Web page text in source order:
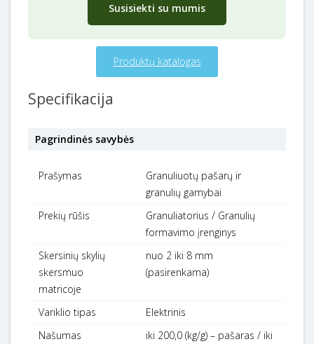
Susisiekti su mumis
Produktų katalogas
Specifikacija
Pagrindinės savybės
Prašymas
Granuliuotų pašarų ir
granulių gamybai
Prekių rūšis
Granuliatorius / Granulių
formavimo įrenginys
Skersinių skylių
skersmuo
matricoje
nuo 2 iki 8 mm
(pasirenkama)
Variklio tipas
Elektrinis
Našumas
iki 200,0 (kg/g) – pašaras / iki